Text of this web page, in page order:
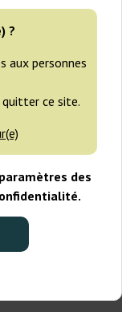
?
aux personnes
quitter ce site.
des